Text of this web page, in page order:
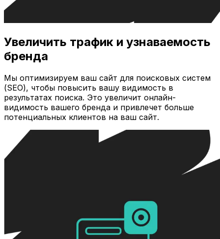
Увеличить трафик и узнаваемость
бренда
Мы оптимизируем ваш сайт для поисковых систем
(SEO), чтобы повысить вашу видимость в
результатах поиска. Это увеличит онлайн-
видимость вашего бренда и привлечет больше
потенциальных клиентов на ваш сайт.